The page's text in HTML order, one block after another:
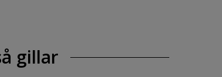
gillar